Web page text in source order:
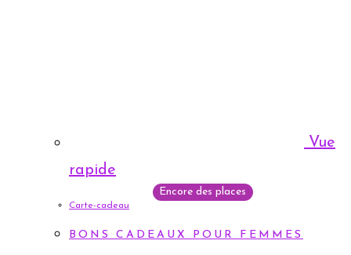
Vue
rapide
Encore des places
Carte-cadeau
BONS CADEAUX POUR FEMMES